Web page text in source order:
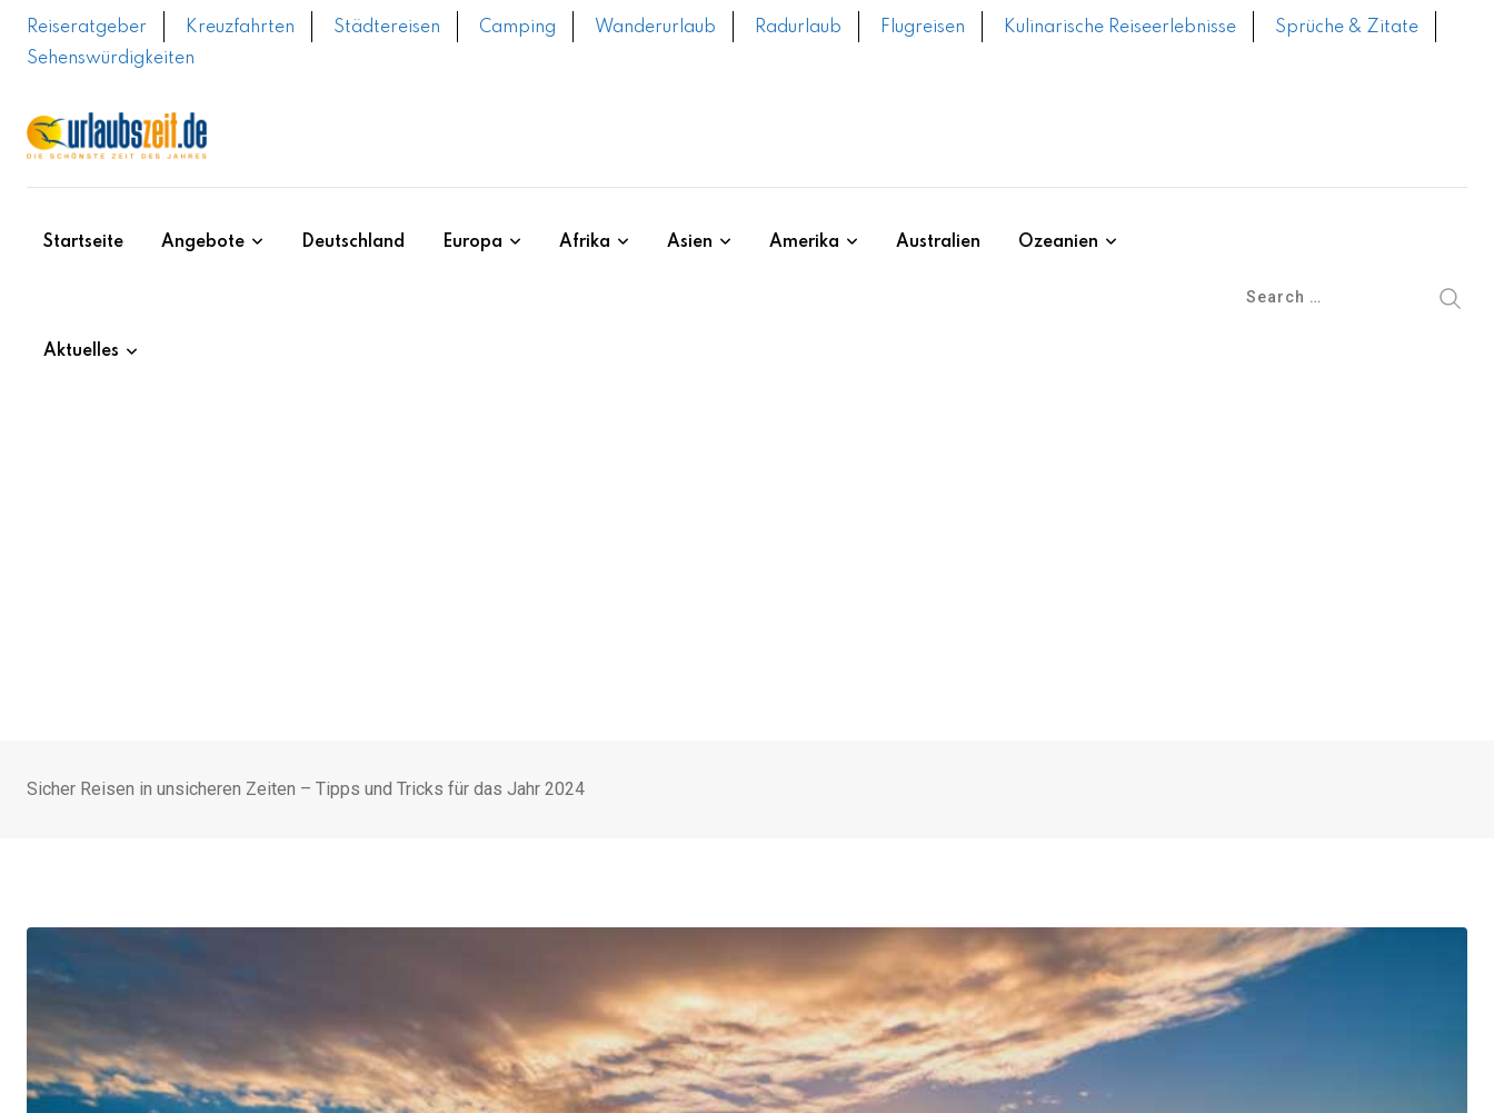
Skip
Reiseratgeber Kreuzfahrten Städtereisen Camping Wanderurlaub Radurlaub Flugreisen Kulinarische Reiseerlebnisse
Sprüche & Zitate
Sehenswürdigkeiten
Startseite Angebote Deutschland Europa Afrika Asien Amerika Australien Ozeanien
Aktuelles
Sicher Reisen in unsicheren Zeiten – Tipps und Tricks für das Jahr 2024